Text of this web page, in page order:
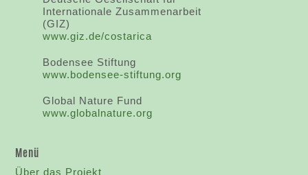
Internationale Zusammenarbeit
(GIZ)
www.giz.de/costarica
Bodensee Stiftung
www.bodensee-stiftung.org
Global Nature Fund
www.globalnature.org
Menü
Über das Projekt